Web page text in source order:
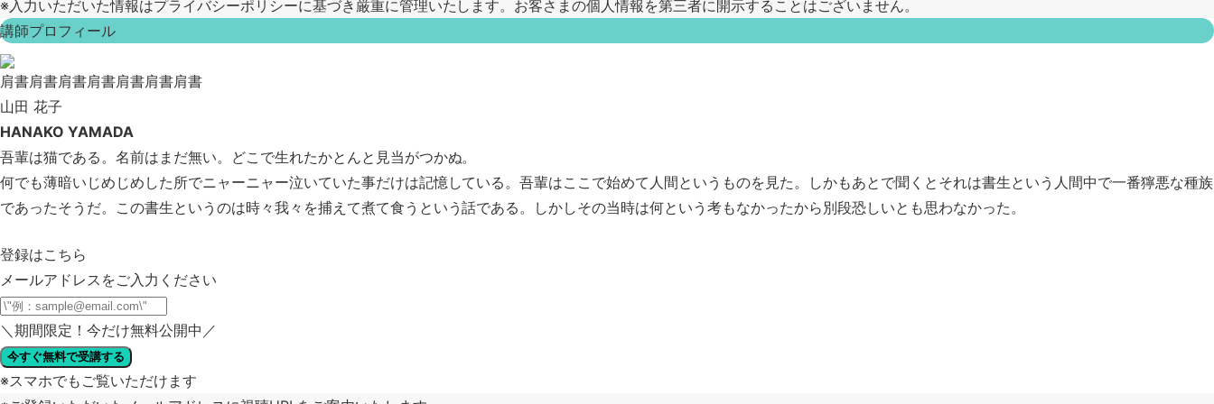
※入力いただいた情報はプライバシーポリシーに基づき厳重に管理いたします。お客さまの個人情報を第三者に開示することはございません。
講師プロフィール
肩書肩書肩書肩書肩書肩書肩書
山田 花子
HANAKO YAMADA
吾輩は猫である。名前はまだ無い。どこで生れたかとんと見当がつかぬ。
何でも薄暗いじめじめした所でニャーニャー泣いていた事だけは記憶している。吾輩はここで始めて人間というものを見た。しかもあとで聞くとそれは書生という人間中で一番獰悪な種族
であったそうだ。この書生というのは時々我々を捕えて煮て食うという話である。しかしその当時は何という考もなかったから別段恐しいとも思わなかった。
登録はこちら
メールアドレスをご入力ください
＼ 期間限定！今だけ無料公開中 ／
今すぐ無料で受講する
※スマホでもご覧いただけます